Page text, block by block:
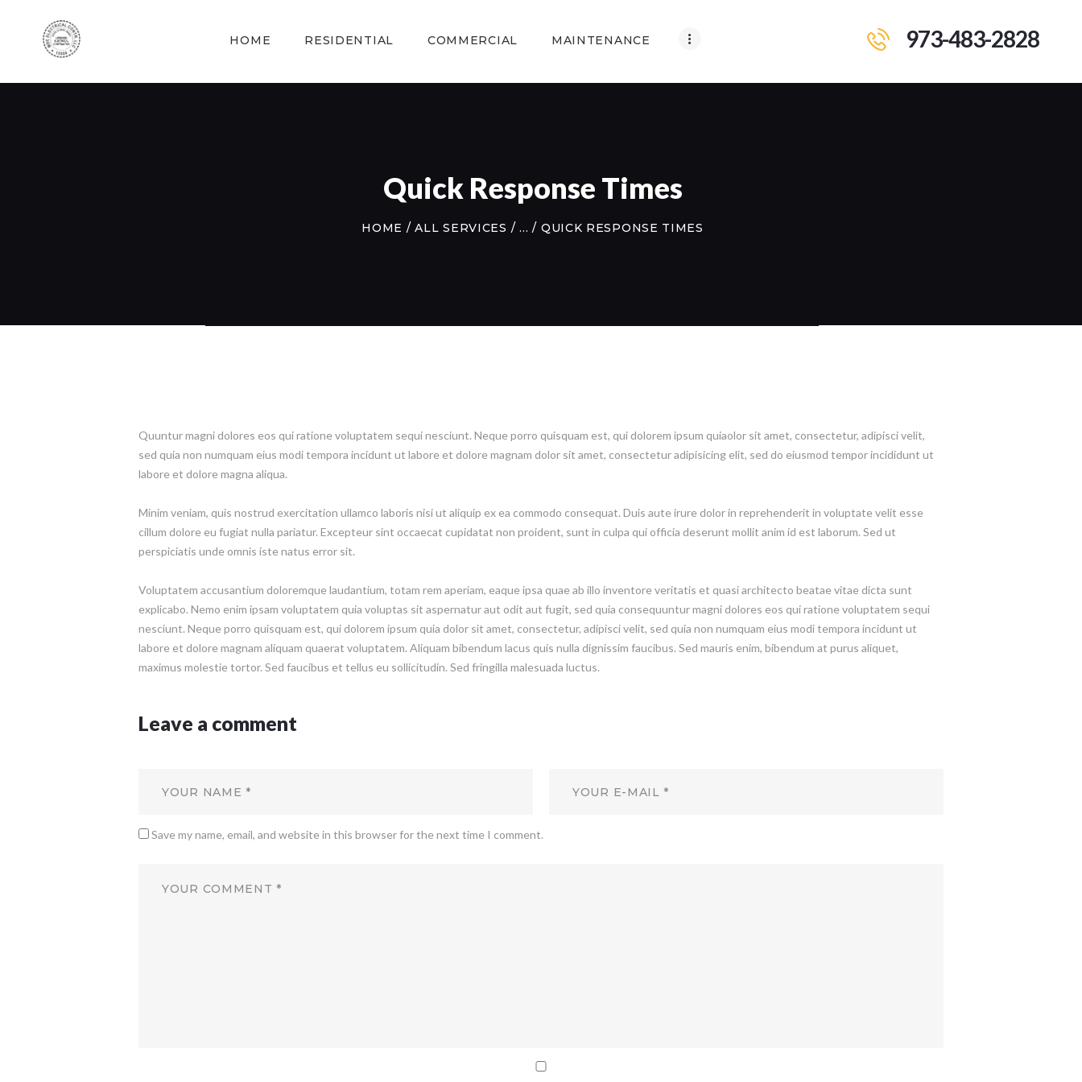
HOME RESIDENTIAL COMMERCIAL MAINTENANCE 973-483-2828
Quick Response Times
HOME ALL SERVICES ... QUICK RESPONSE TIMES
RESIDENTIAL
COMMERCIAL
CONTACT US
Quuntur magni dolores eos qui ratione voluptatem sequi nesciunt. Neque porro quisquam est, qui dolorem ipsum quiaolor sit amet, consectetur, adipisci velit,
sed quia non numquam eius modi tempora incidunt ut labore et dolore magnam dolor sit amet, consectetur adipisicing elit, sed do eiusmod tempor incididunt ut
labore et dolore magna aliqua.
Minim veniam, quis nostrud exercitation ullamco laboris nisi ut aliquip ex ea commodo consequat. Duis aute irure dolor in reprehenderit in voluptate velit esse
cillum dolore eu fugiat nulla pariatur. Excepteur sint occaecat cupidatat non proident, sunt in culpa qui officia deserunt mollit anim id est laborum. Sed ut
perspiciatis unde omnis iste natus error sit.
Voluptatem accusantium doloremque laudantium, totam rem aperiam, eaque ipsa quae ab illo inventore veritatis et quasi architecto beatae vitae dicta sunt
explicabo. Nemo enim ipsam voluptatem quia voluptas sit aspernatur aut odit aut fugit, sed quia consequuntur magni dolores eos qui ratione voluptatem sequi
nesciunt. Neque porro quisquam est, qui dolorem ipsum quia dolor sit amet, consectetur, adipisci velit, sed quia non numquam eius modi tempora incidunt ut
labore et dolore magnam aliquam quaerat voluptatem. Aliquam bibendum lacus quis nulla dignissim faucibus. Sed mauris enim, bibendum at purus aliquet,
maximus molestie tortor. Sed faucibus et tellus eu sollicitudin. Sed fringilla malesuada luctus.
Leave a comment
Save my name, email, and website in this browser for the next time I comment.